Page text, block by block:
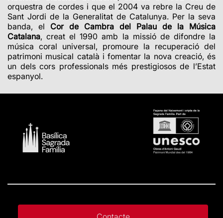
orquestra de cordes i que el 2004 va rebre la Creu de
Sant Jordi de la Generalitat de Catalunya. Per la seva
banda, el Cor de Cambra del Palau de la Música
Catalana, creat el 1990 amb la missió de difondre la
música coral universal, promoure la recuperació del
patrimoni musical català i fomentar la nova creació, és
un dels cors professionals més prestigiosos de l’Estat
espanyol.